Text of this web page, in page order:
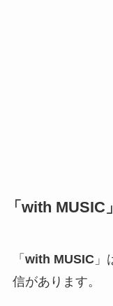
「 with MUSIC
「 with MUSIC」
信があります。